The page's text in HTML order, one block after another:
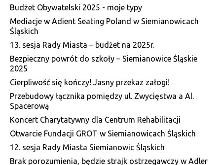
Budżet Obywatelski 2025 - moje typy
Mediacje w Adient Seating Poland w Siemianowicach
Śląskich
13. sesja Rady Miasta – budżet na 2025r.
Bezpieczny powrót do szkoły – Siemianowice Śląskie
2025
Cierpliwość się kończy! Jasny przekaz załogi!
Przebudowy łącznika pomiędzy ul. Zwycięstwa a Al.
Spacerową
Koncert Charytatywny dla Centrum Rehabilitacji
Otwarcie Fundacji GROT w Siemianowicach Śląskich
12. sesja Rady Miasta Siemianowic Śląskich
Brak porozumienia, będzie strajk ostrzegawczy w Adler